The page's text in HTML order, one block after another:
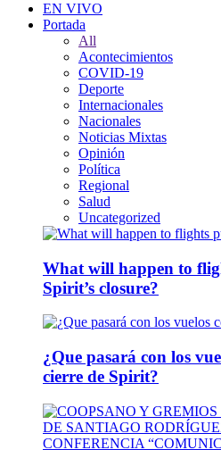
EN VIVO
Portada
All
Acontecimientos
COVID-19
Deporte
Internacionales
Nacionales
Noticias Mixtas
Opinión
Política
Regional
Salud
Uncategorized
What will happen to
Spirit’s closure?
¿Que pasará con los
cierre de Spirit?